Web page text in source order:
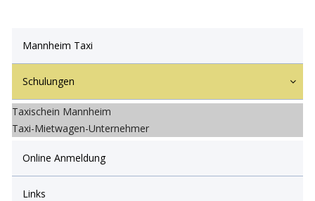
Mannheim Taxi
Schulungen
Taxischein Mannheim
Taxi-Mietwagen-Unternehmer
Online Anmeldung
Links